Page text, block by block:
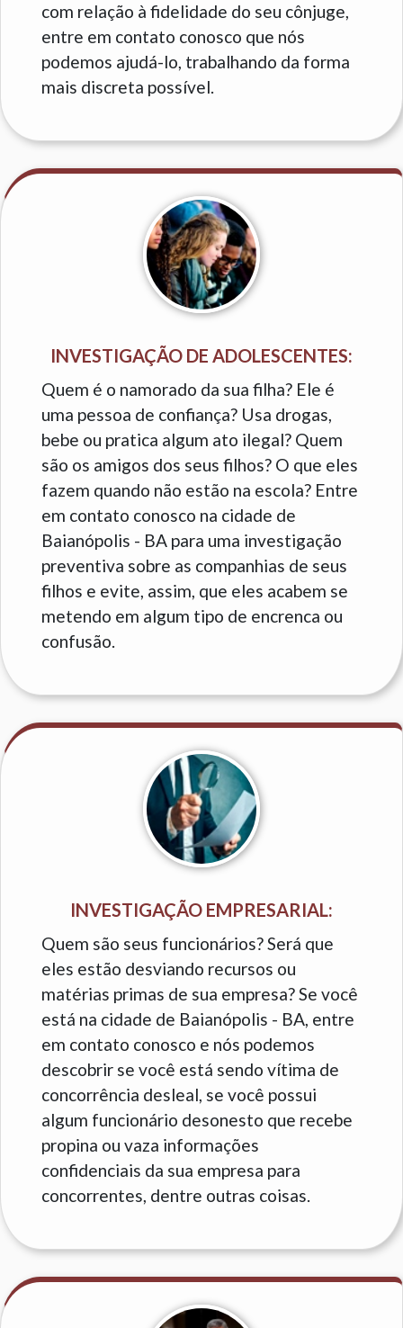
com relação à fidelidade do seu cônjuge,
entre em contato conosco que nós
podemos ajudá-lo, trabalhando da forma
mais discreta possível.
INVESTIGAÇÃO DE ADOLESCENTES:
Quem é o namorado da sua filha? Ele é
uma pessoa de confiança? Usa drogas,
bebe ou pratica algum ato ilegal? Quem
são os amigos dos seus filhos? O que eles
fazem quando não estão na escola? Entre
em contato conosco na cidade de
Baianópolis - BA para uma investigação
preventiva sobre as companhias de seus
filhos e evite, assim, que eles acabem se
metendo em algum tipo de encrenca ou
confusão.
INVESTIGAÇÃO EMPRESARIAL:
Quem são seus funcionários? Será que
eles estão desviando recursos ou
matérias primas de sua empresa? Se você
está na cidade de Baianópolis - BA, entre
em contato conosco e nós podemos
descobrir se você está sendo vítima de
concorrência desleal, se você possui
algum funcionário desonesto que recebe
propina ou vaza informações
confidenciais da sua empresa para
concorrentes, dentre outras coisas.